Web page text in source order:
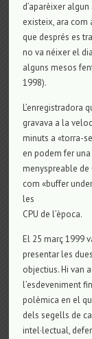
d’aparèixer
existeix, ara com
que després es
no va néixer el
alguns mesos
1998).
L’enregistradora
gravava a la
minuts a «torra-
en podem fer
menyspreable
com «buffer
les
CPU de l’època.
El 25 març 1999
presentar les
objectius. Hi van
l’esdeveniment
polèmica en el
dels segells de
intel·lectual,